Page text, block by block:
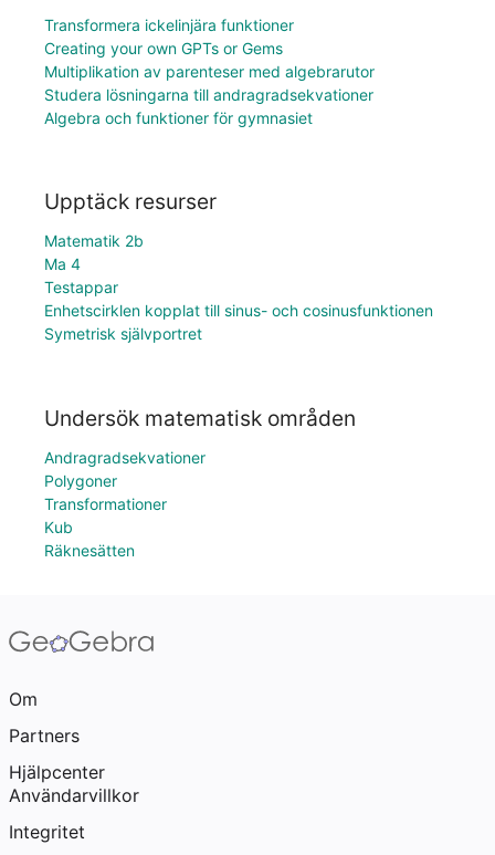
Transformera ickelinjära funktioner
Creating your own GPTs or Gems
Multiplikation av parenteser med algebrarutor
Studera lösningarna till andragradsekvationer
Algebra och funktioner för gymnasiet
Upptäck resurser
Matematik 2b
Ma 4
Testappar
Enhetscirklen kopplat till sinus- och cosinusfunktionen
Symetrisk självportret
Undersök matematisk områden
Andragradsekvationer
Polygoner
Transformationer
Kub
Räknesätten
Om
Partners
Hjälpcenter
Användarvillkor
Integritet